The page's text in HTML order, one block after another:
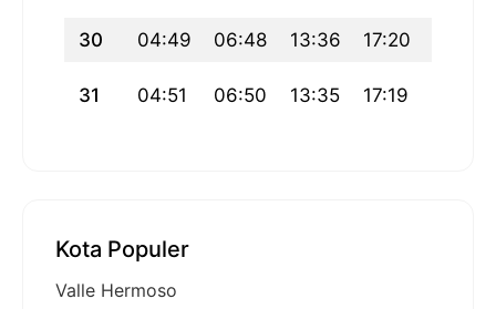
30 04:49 06:48 13:36 17:20
31 04:51 06:50 13:35 17:19
Kota Populer
Valle Hermoso